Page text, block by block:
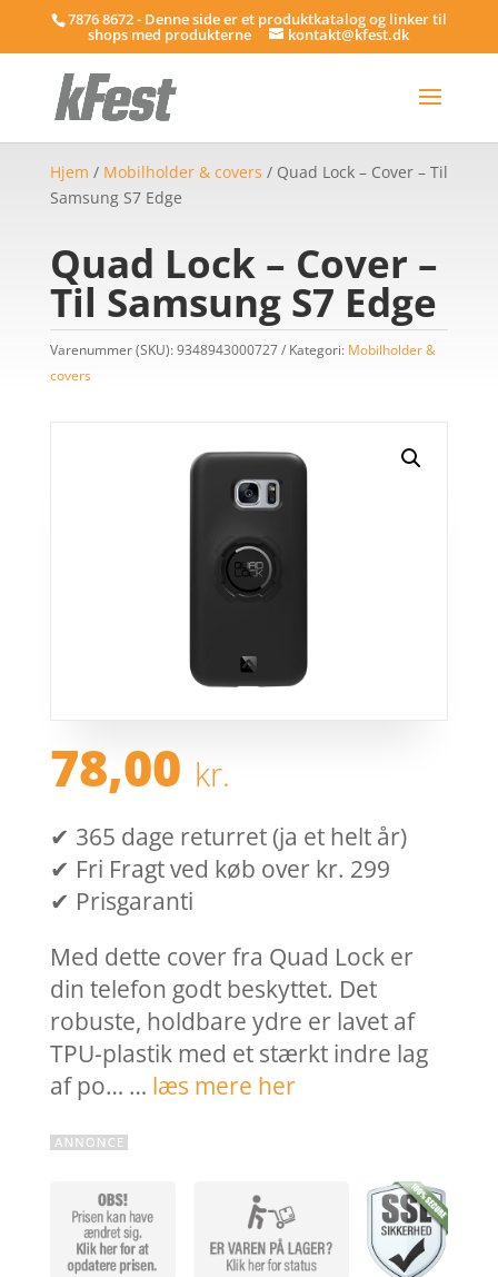
7876 8672 - Denne side er et produktkatalog og linker til
shops med produkterne kontakt@kfest.dk
Hjem / Mobilholder & covers / Quad Lock – Cover – Til
Samsung S7 Edge
Quad Lock – Cover –
Til Samsung S7 Edge
Varenummer (SKU):9348943000727 Kategori: Mobilholder &
covers
78,00 kr.
✔ 365 dage returret (ja et helt år)
✔ Fri Fragt ved køb over kr. 299
✔ Prisgaranti
Med dette cover fra Quad Lock er
din telefon godt beskyttet. Det
robuste, holdbare ydre er lavet af
TPU-plastik med et stærkt indre lag
af po… … læs mere her